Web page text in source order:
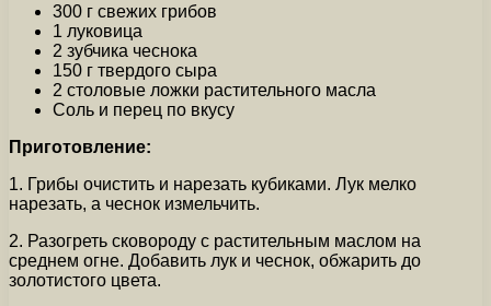
300 г свежих грибов
1 луковица
2 зубчика чеснока
150 г твердого сыра
2 столовые ложки растительного масла
Соль и перец по вкусу
Приготовление:
1. Грибы очистить и нарезать кубиками. Лук мелко
нарезать, а чеснок измельчить.
2. Разогреть сковороду с растительным маслом на
среднем огне. Добавить лук и чеснок, обжарить до
золотистого цвета.